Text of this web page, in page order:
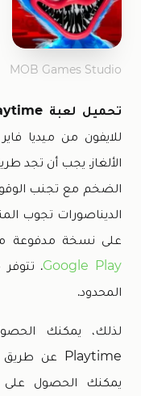
MOB Games Studio
تحميل لعبة Poppy Playtime مجانا
للايفون من ميديا
الألغاز. يجب أن تجد
الضخم مع تجنب
الديناصورات تجوب
على نسخة مدفوعة
Google Play
.
المحدود.
Playtime عن طريق تنزيله من موقع